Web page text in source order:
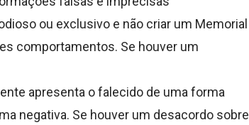
ou exclusivo e não criar um Memorial
comportamentos. Se houver um
apresenta o falecido de uma forma
negativa. Se houver um desacordo sobre